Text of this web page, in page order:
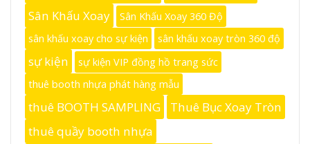
Sân Khấu Xoay
Sân Khấu Xoay 360 Độ
sân khấu xoay cho sự kiện
sân khấu xoay tròn 360 độ
sự kiện
sự kiện VIP đồng hồ trang sức
thuê booth nhựa phát hàng mẫu
thuê BOOTH SAMPLING
Thuê Bục Xoay Tròn
thuê quầy booth nhựa